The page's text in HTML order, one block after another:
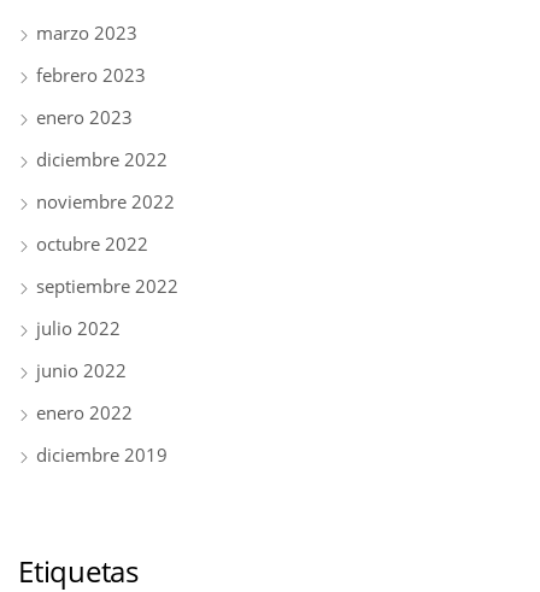
marzo 2023
febrero 2023
enero 2023
diciembre 2022
noviembre 2022
octubre 2022
septiembre 2022
julio 2022
junio 2022
enero 2022
diciembre 2019
Etiquetas